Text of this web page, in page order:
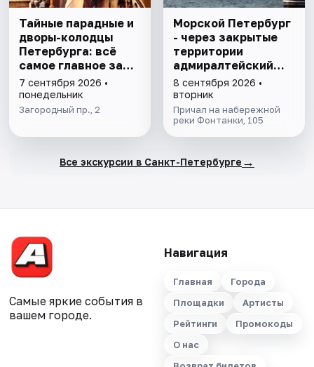
Тайные парадные и
дворы-колодцы
Петербурга: всё
самое главное за
1,5 часа
7 сентября 2026 •
понедельник
Загородный пр., 2
Морской Петербург
- через закрытые
территории
адмиралтейский
верфей
8 сентября 2026 •
вторник
Причал на набережной
реки Фонтанки, 105
Все экскурсии в Санкт-Петербурге →
Самые яркие события в
вашем городе.
Навигация
Главная
Города
Площадки
Артисты
Рейтинги
Промокоды
О нас